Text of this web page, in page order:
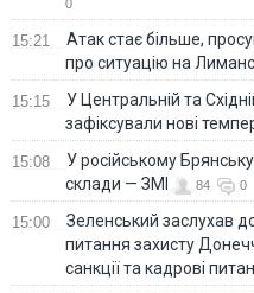
0
15:21
Атак стає більше,
про ситуацію на
15:15
У Центральній та
зафіксували нові
15:08
У російському
склади — ЗМІ
84 0
15:00
Зеленський заслухав
питання захисту
санкції та кадрові